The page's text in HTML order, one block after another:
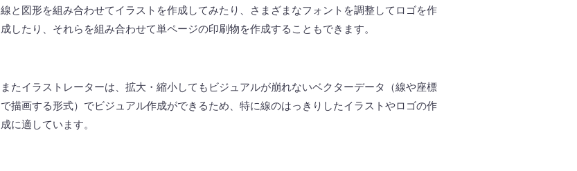
線と図形を組み合わせてイラストを作成してみたり、さまざまなフォントを調整してロゴを作
成したり、それらを組み合わせて単ページの印刷物を作成することもできます。
またイラストレーターは、拡大・縮小してもビジュアルが崩れないベクターデータ（線や座標
で描画する形式）でビジュアル作成ができるため、特に線のはっきりしたイラストやロゴの作
成に適しています。